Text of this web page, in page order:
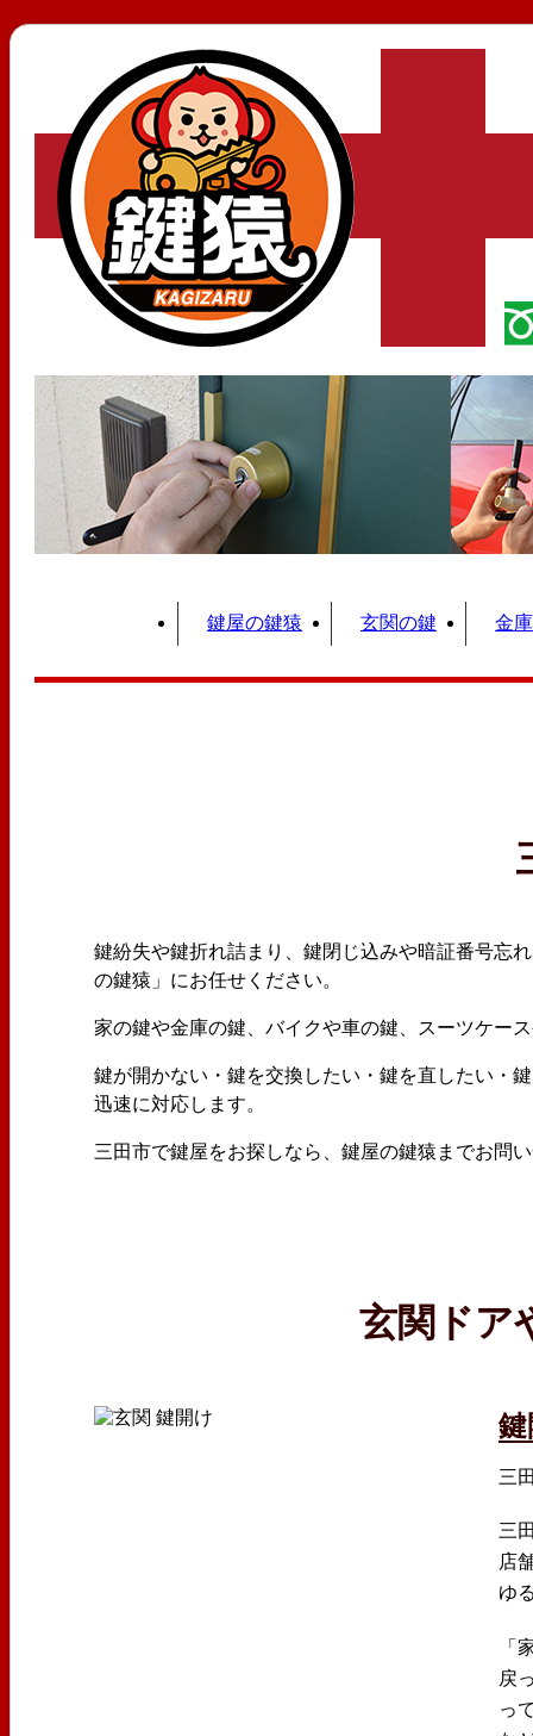
鍵屋の鍵猿 玄関の鍵 金
鍵紛失や鍵折れ詰まり、鍵閉じ込みや暗証番号忘
の鍵猿」にお任せください。
家の鍵や金庫の鍵、バイクや車の鍵、スーツケー
鍵が開かない・鍵を交換したい・鍵を直したい・
迅速に対応します。
三田市で鍵屋をお探しなら、鍵屋の鍵猿までお問
玄関ドア
三
三
店
ゆ
「
戻
っ